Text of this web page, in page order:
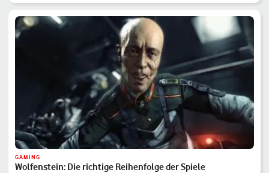
GAMING
Wolfenstein: Die richtige Reihenfolge der Spiele